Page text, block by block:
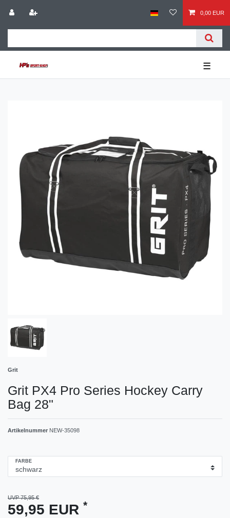
0,00 EUR
☰
Grit
Grit PX4 Pro Series Hockey Carry
Bag 28"
Artikelnummer NEW-35098
FARBE
UVP 75,95 €
59,95 EUR *